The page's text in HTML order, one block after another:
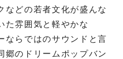
などの若者文化が盛んな
た雰囲気と軽やかな
ならではのサウンドと言
郷のドリームポップバン